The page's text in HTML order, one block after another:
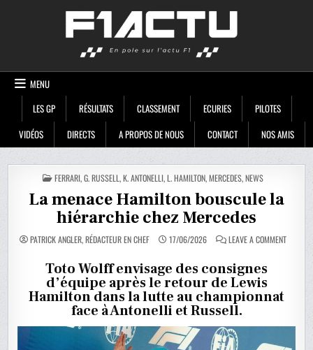
MENU
LES GP
RÉSULTATS CLASSEMENT ECURIES
PILOTES
VIDÉOS
DIRECTS A PROPOS DE NOUS CONTACT NOS AMIS
POSTED
IN
FERRARI,G. RUSSELL,K. ANTONELLI,L. HAMILTON,MERCEDES,NEWS
La menace Hamilton bouscule la
hiérarchie chez Mercedes
PATRICK ANGLER, RÉDACTEUR EN CHEF 17/06/2026 LEAVE A COMMENTON
Toto Wolff envisage des consignes
d’équipe après le retour de Lewis
Hamilton dans la lutte au championnat
face à Antonelli et Russell.